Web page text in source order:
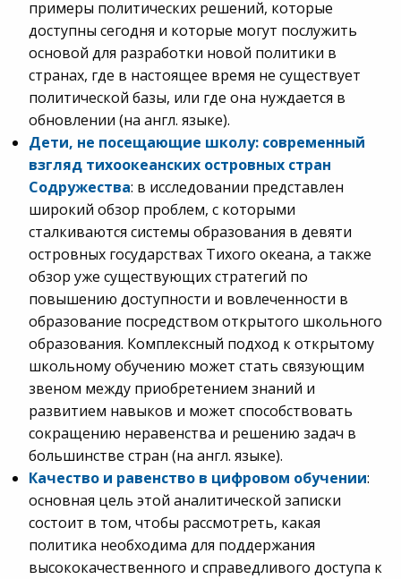
примеры политических решений, которые
доступны сегодня и которые могут послужить
основой для разработки новой политики в
странах, где в настоящее время не существует
политической базы, или где она нуждается в
обновлении (на англ. языке).
Дети, не посещающие школу: современный
взгляд тихоокеанских островных стран
Содружества: в исследовании представлен
широкий обзор проблем, с которыми
сталкиваются системы образования в девяти
островных государствах Тихого океана, а также
обзор уже существующих стратегий по
повышению доступности и вовлеченности в
образование посредством открытого школьного
образования. Комплексный подход к открытому
школьному обучению может стать связующим
звеном между приобретением знаний и
развитием навыков и может способствовать
сокращению неравенства и решению задач в
большинстве стран (на англ. языке).
Качество и равенство в цифровом обучении:
основная цель этой аналитической записки
состоит в том, чтобы рассмотреть, какая
политика необходима для поддержания
высококачественного и справедливого доступа к